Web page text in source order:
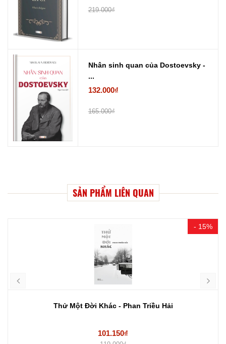
219.000₫
Nhân sinh quan của Dostoevsky -
...
132.000₫
165.000₫
SẢN PHẨM LIÊN QUAN
- 15%
Thử Một Đời Khác - Phan Triều Hải
101.150₫